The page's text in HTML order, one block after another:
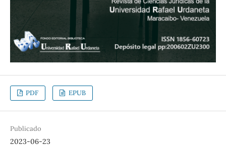
PDF EPUB
Publicado
2023-06-23